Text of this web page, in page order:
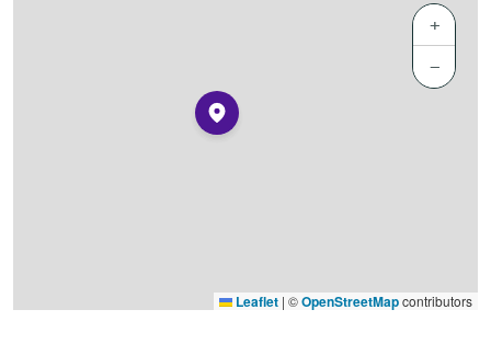
+
−
Leaflet | ©OpenStreetMapcontributors